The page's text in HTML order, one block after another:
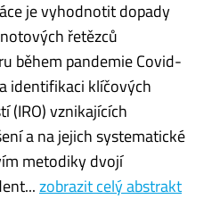
je vyhodnotit dopady
řetězců
během pandemie Covid-
identifikaci klíčových
(IRO) vznikajících
a na jejich systematické
metodiky dvojí
zobrazit celý abstrakt